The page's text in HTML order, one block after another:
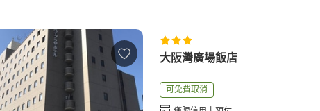
大阪灣廣場飯店
可免費取消